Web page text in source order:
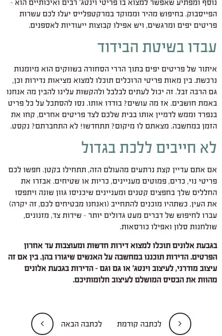
נוסף ומפתיע שאפשר למצוא בו פריטי וינטג' רבים ואיכותיים הוא –
הפייסבוק. בחיפוש מהיר וממוקד במרקטפלייס יעלו לכם עשרות
פריטים יפים ומרגשים, ויש אפילו קבוצות ייעודיות לאספנים.
עבדו בשיטת הבידוד
איתור של פריטים יפים בתוך הררי הסחורה בשווקים הוא מיומנות
נרכשת. בין מאות פריטי הרוכלים תוכלו למצוא מציאות נדירות וכן,
גם הרבה זבל. זה יכול לעתים לבלבל ולהקשות עלינו להבין מה אנחנו
באמת חושבים. אז מה עושים? בודדו אותו. נסו להסתכל על כל פריט
בנפרד וממש לדמיין אותו בבית שלכם לצד פריטים אחרים, קחו את
הזמן במחשבה. מצאתם לו מיקום? תתחדשו! לא התחברתם? נקסט.
לא חייבים ללכת בגדול
אם אתם עדיין קצת נרתעים מהעולם הזה, תתחילו בקטן. חפשו לכם
פריטי נוי, כדים, פמוטים מעניינים, כריות או שטיחים. אבזרו את
החללים שלך בחפצים קטנים ומעניינים שיכניסו גוון שונה ויתפסו
את העין. כשתהיו מוכנים להתחייב (ואנחנו מבטיחים לכם, זה יקרה)
עברו לחיפוש של דברים מעט גדולים יותר – שידות צד, מזנונים,
שולחנות סלון ואפילו כורסאות.
בגבעת אלונים תוכלו למצוא דירות חדשות ומעוצבות עד אחרון
הפרטים. הדירות תוכננו במחשבה על האנשים שיגורו בהן. בין אם זה
עיצוב מודרני, לעיצוב וינטג' או גם וגם – הדירות בגבעת אלונים
מהוות את הבסיס המושלם לעיצוב חלומותיכם.
לכתבה קודמת לכתבה הבאה